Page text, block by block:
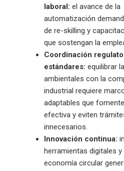
laboral: el avance de la
automatización
de re-skilling y
que sostengan la
Coordinación
estándares: equilibrar
ambientales con la
industrial requiere
adaptables que
efectiva y eviten
innecesarios.
Innovación continua:
herramientas digitales
economía circular